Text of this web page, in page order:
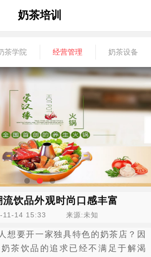
奶茶培训
茶学院 经营管理 奶茶设备
流饮品外观时尚口感丰富
11-14 15:33 来源:未知
要开一家独具特色的奶茶店？因
茶饮品的追求已经不满足于解渴